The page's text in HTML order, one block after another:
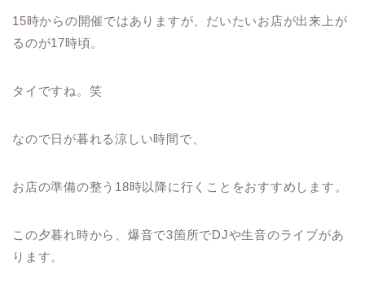
15時からの開催ではありますが、だいたいお店が出来上が
るのが17時頃。
タイですね。笑
なので日が暮れる涼しい時間で、
お店の準備の整う18時以降に行くことをおすすめします。
この夕暮れ時から、爆音で3箇所でDJや生音のライブがあ
ります。